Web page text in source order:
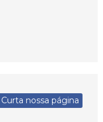
Curta nossa página